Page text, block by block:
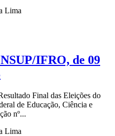
Lima
IFRO, de 09
Final das Eleições do
de Educação, Ciência e
nº...
Lima